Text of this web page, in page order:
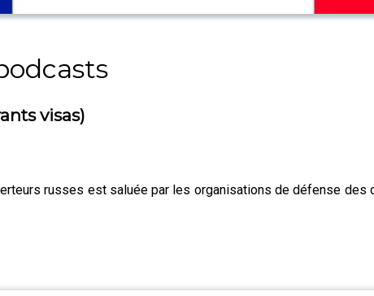
visas)
russes est saluée par les organisations de défense des